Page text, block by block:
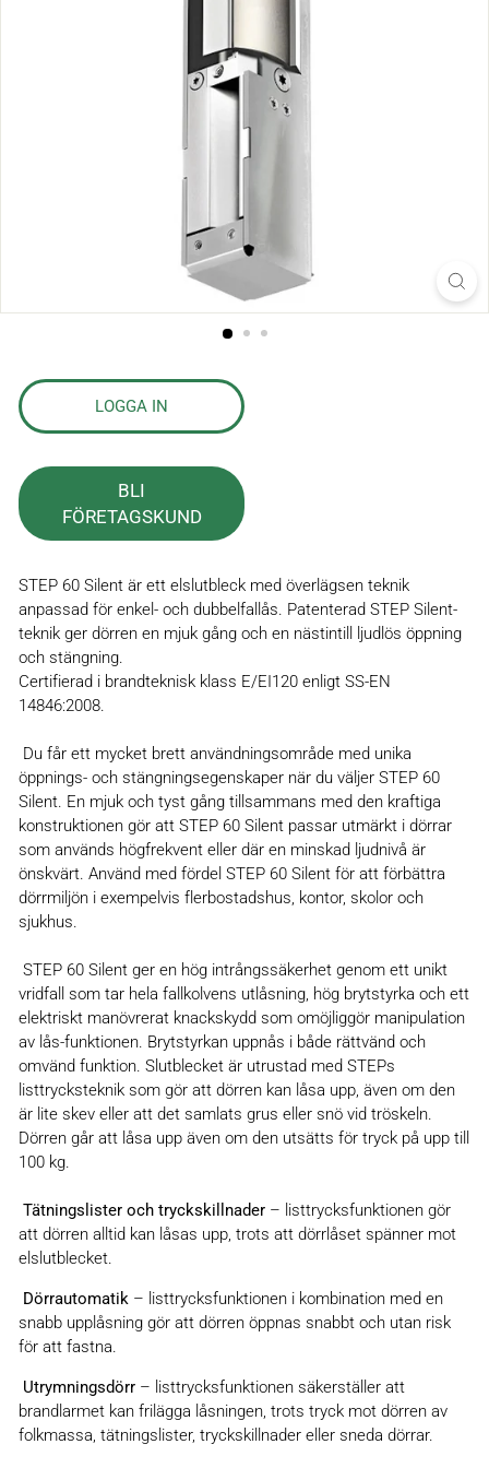
LOGGA IN
BLI
FÖRETAGSKUND
STEP 60 Silent är ett elslutbleck med överlägsen teknik
anpassad för enkel- och dubbelfallås. Patenterad STEP Silent-
teknik ger dörren en mjuk gång och en nästintill ljudlös öppning
och stängning.
Certifierad i brandteknisk klass E/EI120 enligt SS-EN
14846:2008.
Du får ett mycket brett användningsområde med unika
öppnings- och stängningsegenskaper när du väljer STEP 60
Silent. En mjuk och tyst gång tillsammans med den kraftiga
konstruktionen gör att STEP 60 Silent passar utmärkt i dörrar
som används högfrekvent eller där en minskad ljudnivå är
önskvärt. Använd med fördel STEP 60 Silent för att förbättra
dörrmiljön i exempelvis flerbostadshus, kontor, skolor och
sjukhus.
STEP 60 Silent ger en hög intrångssäkerhet genom ett unikt
vridfall som tar hela fallkolvens utlåsning, hög brytstyrka och ett
elektriskt manövrerat knackskydd som omöjliggör manipulation
av lås-funktionen. Brytstyrkan uppnås i både rättvänd och
omvänd funktion. Slutblecket är utrustad med STEPs
listtrycksteknik som gör att dörren kan låsa upp, även om den
är lite skev eller att det samlats grus eller snö vid tröskeln.
Dörren går att låsa upp även om den utsätts för tryck på upp till
100 kg.
Tätningslister och tryckskillnader – listtrycksfunktionen gör
att dörren alltid kan låsas upp, trots att dörrlåset spänner mot
elslutblecket.
Dörrautomatik – listtrycksfunktionen i kombination med en
snabb upplåsning gör att dörren öppnas snabbt och utan risk
för att fastna.
Utrymningsdörr – listtrycksfunktionen säkerställer att
brandlarmet kan frilägga låsningen, trots tryck mot dörren av
folkmassa, tätningslister, tryckskillnader eller sneda dörrar.